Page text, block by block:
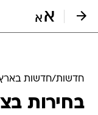
חדשות/חדשות
בחירות